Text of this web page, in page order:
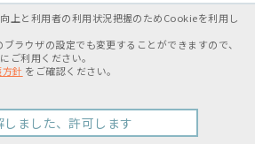
上と利用者の利用状況把握のためCookieを利用し
ラウザの設定でも変更することができますので、
ご利用ください。
針 をご確認ください。
しました、許可します